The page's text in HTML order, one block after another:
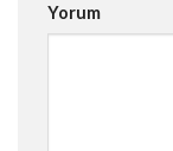
Yorum